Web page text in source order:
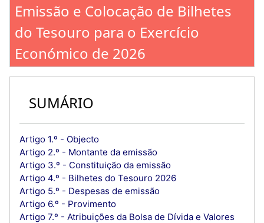
Emissão e Colocação de Bilhetes
do Tesouro para o Exercício
Económico de 2026
SUMÁRIO
Artigo 1.º - Objecto
Artigo 2.º - Montante da emissão
Artigo 3.º - Constituição da emissão
Artigo 4.º - Bilhetes do Tesouro 2026
Artigo 5.º - Despesas de emissão
Artigo 6.º - Provimento
Artigo 7.º - Atribuições da Bolsa de Dívida e Valores